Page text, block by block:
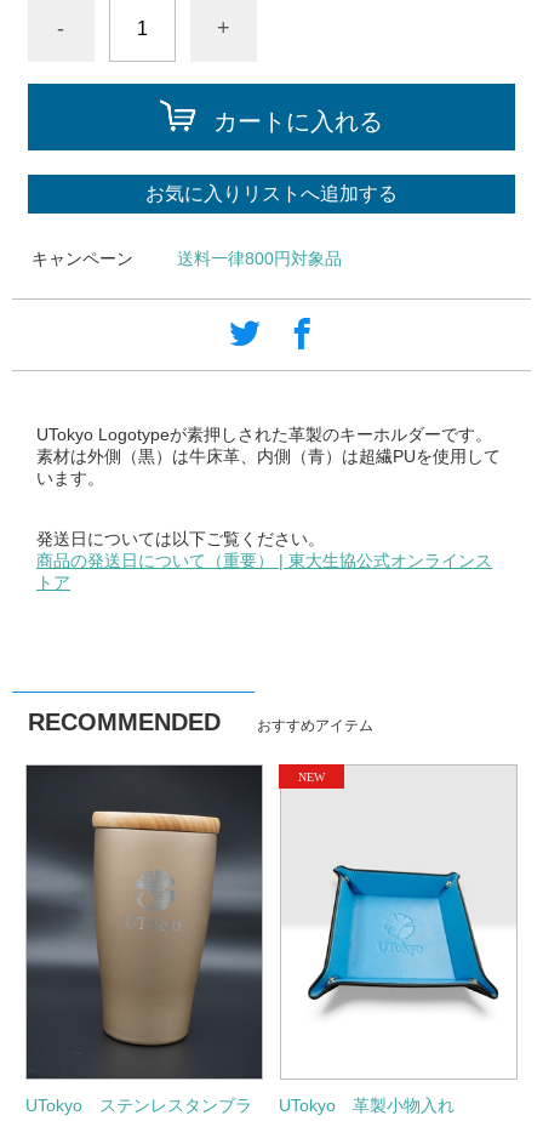
- +
カートに入れる
お気に入りリストへ追加する
キャンペーン 送料一律800円対象品
UTokyo Logotypeが素押しされた革製のキーホルダーです。
素材は外側（黒）は牛床革、内側（青）は超繊PUを使用して
います。
発送日については以下ご覧ください。
商品の発送日について（重要） | 東大生協公式オンラインス
トア
RECOMMENDED おすすめアイテム
UTokyo ステンレスタンブラ
UTokyo 革製小物入れ